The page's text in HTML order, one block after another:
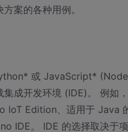
案的各种用例。
或 JavaScript*
成开发环境 (IDE)。 例如
IoT Edition、适用于 Java
IDE。 IDE 的选择取决于